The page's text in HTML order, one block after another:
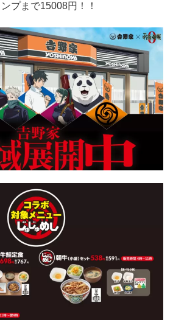
プまで15008円！！